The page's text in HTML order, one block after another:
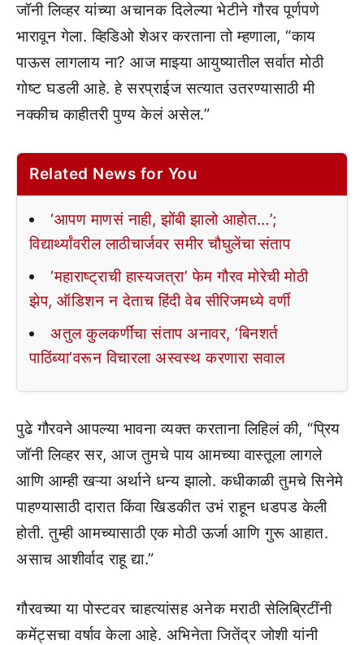
जॉनी लिव्हर यांच्या अचानक दिलेल्या भेटीने गौरव पूर्णपणे
भारावून गेला. व्हिडिओ शेअर करताना तो म्हणाला, “काय
पाऊस लागलाय ना? आज माझ्या आयुष्यातील सर्वात मोठी
गोष्ट घडली आहे. हे सरप्राईज सत्यात उतरण्यासाठी मी
नक्कीच काहीतरी पुण्य केलं असेल.”
Related News for You
‘आपण माणसं नाही, झोंबी झालो आहोत…’;
विद्यार्थ्यांवरील लाठीचार्जवर समीर चौघुलेंचा संताप
‘महाराष्ट्राची हास्यजत्रा’ फेम गौरव मोरेची मोठी
झेप, ऑडिशन न देताच हिंदी वेब सीरिजमध्ये वर्णी
अतुल कुलकर्णींचा संताप अनावर, ‘बिनशर्त
पाठिंब्या’वरून विचारला अस्वस्थ करणारा सवाल
पुढे गौरवने आपल्या भावना व्यक्त करताना लिहिलं की, “प्रिय
जॉनी लिव्हर सर, आज तुमचे पाय आमच्या वास्तूला लागले
आणि आम्ही खऱ्या अर्थाने धन्य झालो. कधीकाळी तुमचे सिनेमे
पाहण्यासाठी दारात किंवा खिडकीत उभं राहून धडपड केली
होती. तुम्ही आमच्यासाठी एक मोठी ऊर्जा आणि गुरू आहात.
असाच आशीर्वाद राहू द्या.”
गौरवच्या या पोस्टवर चाहत्यांसह अनेक मराठी सेलिब्रिटींनी
कमेंट्सचा वर्षाव केला आहे. अभिनेता जितेंद्र जोशी यांनी